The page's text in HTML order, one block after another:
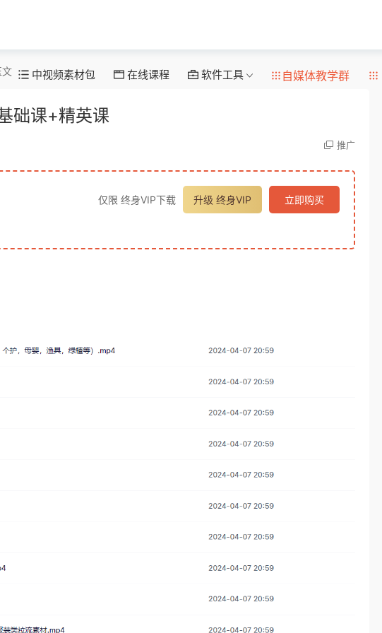
中视频素材包 在线课程 软件工具 自媒体教学群
文
础课+精英课
推广
仅限 终身VIP下载 升级 终身VIP 立即购买